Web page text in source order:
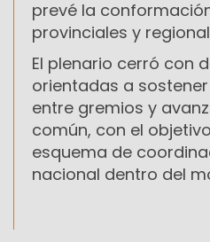
prevé la
provinciales y
El plenario cerró con
orientadas a
entre gremios y
común, con el
esquema de
nacional dentro del